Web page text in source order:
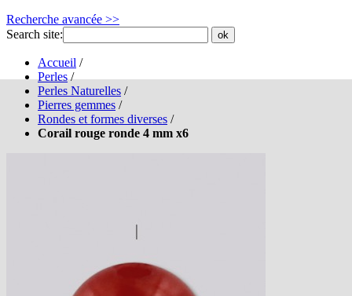
Recherche avancée >>
Search site:
ok
Accueil /
Perles /
Perles Naturelles /
Pierres gemmes /
Rondes et formes diverses /
Corail rouge ronde 4 mm x6